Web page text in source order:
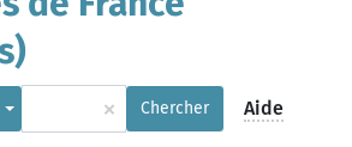
× Chercher Aide